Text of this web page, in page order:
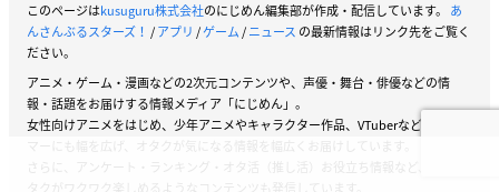
このページはkusuguru株式会社のにじめん編集部が作成・配信しています。 あ
んさんぶるスターズ！ /アプリ /ゲーム/ニュース の最新情報はリンク先をご覧く
ださい。
アニメ・ゲーム・漫画などの2次元コンテンツや、声優・舞台・俳優などの情
報・話題をお届けする情報メディア「にじめん」。
女性向けアニメをはじめ、少年アニメやキャラクター作品、VTuberなどストリー
マーにも幅を広げ、オタクが気になる情報を幅広くお届けしています。
さらに、アンケート・ランキング・オタ活（推し活）お役立ち情報など、女性オ